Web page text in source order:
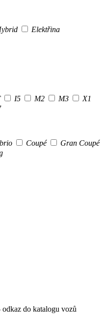
Elektřina
I5 M2 M3
X1
Coupé
Gran Coupé